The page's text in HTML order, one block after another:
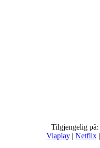
Tilgjengelig på:
Viaplay| Netflix|